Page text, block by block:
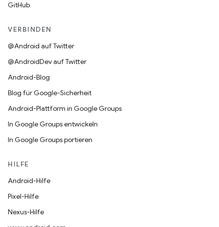
GitHub
VERBINDEN
@Android auf Twitter
@AndroidDev auf Twitter
Android-Blog
Blog für Google-Sicherheit
Android-Plattform in Google Groups
In Google Groups entwickeln
In Google Groups portieren
HILFE
Android-Hilfe
Pixel-Hilfe
Nexus-Hilfe